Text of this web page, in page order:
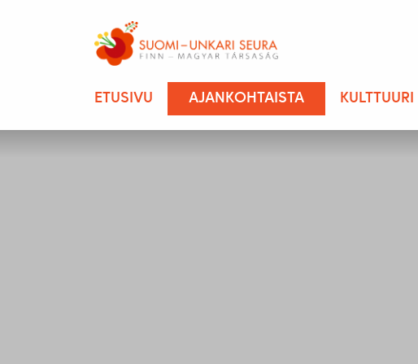
ETUSIVU AJANKOHTAISTA KULTTUURI